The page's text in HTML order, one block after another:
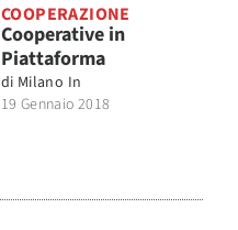
COOPERAZIONE
Cooperative in
Piattaforma
di Milano In
19 Gennaio 2018